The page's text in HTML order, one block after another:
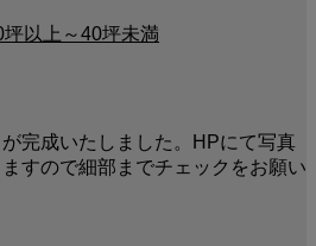
坪以上～40坪未満
完成いたしました。HPにて写真
すので細部までチェックをお願い